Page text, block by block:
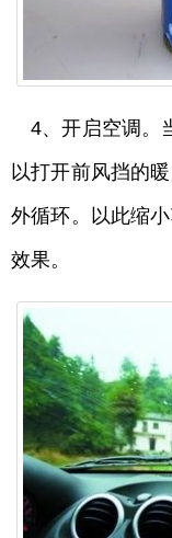
4、开启空调。
以打开前风挡的
外循环。以此缩
效果。